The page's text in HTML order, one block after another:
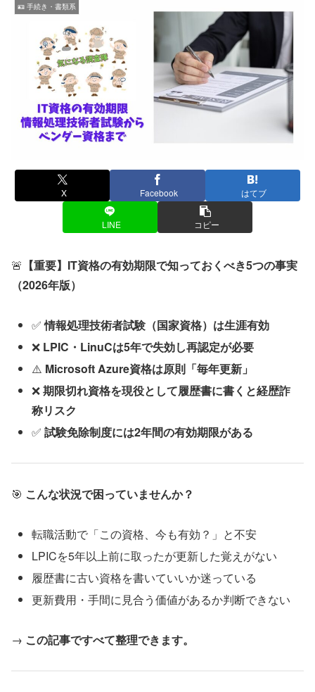
🪪 手続き・書類系
X Facebook はてブ
LINE コピー
🚨 【重要】IT資格の有効期限で知っておくべき5つの事実
（2026年版）
✅情報処理技術者試験（国家資格）は生涯有効
❌ LPIC・LinuCは5年で失効し再認定が必要
⚠️ Microsoft Azure資格は原則「毎年更新」
❌期限切れ資格を現役として履歴書に書くと経歴詐
称リスク
✅試験免除制度には2年間の有効期限がある
🎯 こんな状況で困っていませんか？
転職活動で「この資格、今も有効？」と不安
LPICを5年以上前に取ったが更新した覚えがない
履歴書に古い資格を書いていいか迷っている
更新費用・手間に見合う価値があるか判断できない
→ この記事ですべて整理できます。